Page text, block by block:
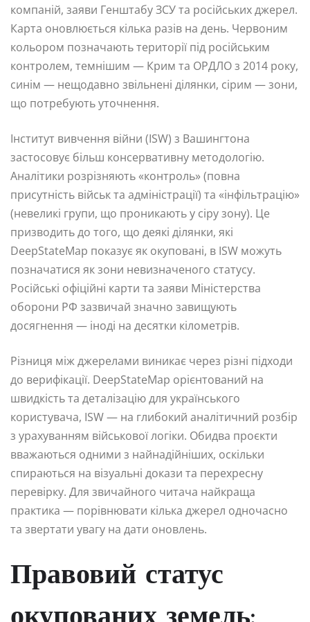
компаній, заяви Генштабу ЗСУ та російських джерел.
Карта оновлюється кілька разів на день. Червоним
кольором позначають території під російським
контролем, темнішим — Крим та ОРДЛО з 2014 року,
синім — нещодавно звільнені ділянки, сірим — зони,
що потребують уточнення.
Інститут вивчення війни (ISW) з Вашингтона
застосовує більш консервативну методологію.
Аналітики розрізняють «контроль» (повна
присутність військ та адміністрації) та «інфільтрацію»
(невеликі групи, що проникають у сіру зону). Це
призводить до того, що деякі ділянки, які
DeepStateMap показує як окуповані, в ISW можуть
позначатися як зони невизначеного статусу.
Російські офіційні карти та заяви Міністерства
оборони РФ зазвичай значно завищують
досягнення — іноді на десятки кілометрів.
Різниця між джерелами виникає через різні підходи
до верифікації. DeepStateMap орієнтований на
швидкість та деталізацію для українського
користувача, ISW — на глибокий аналітичний розбір
з урахуванням військової логіки. Обидва проєкти
вважаються одними з найнадійніших, оскільки
спираються на візуальні докази та перехресну
перевірку. Для звичайного читача найкраща
практика — порівнювати кілька джерел одночасно
та звертати увагу на дати оновлень.
Правовий статус